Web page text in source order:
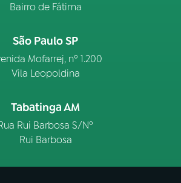
Bairro de Fátima
São Paulo SP
Mofarrej, nº 1.200
Vila Leopoldina
Tabatinga AM
Rui Barbosa S/Nº
Rui Barbosa